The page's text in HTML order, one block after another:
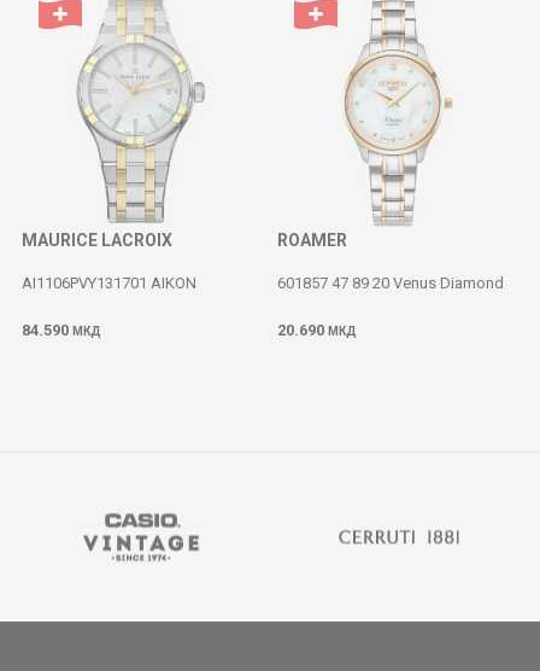
MAURICE LACROIX
AI1106PVY131701 AIKON
84.590 МКД
ROAMER
601857 47 89 20 Venus Diamond
20.690 МКД